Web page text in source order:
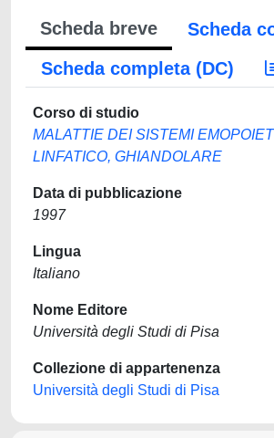
Scheda breve
Scheda
Scheda completa (DC)
Corso di studio
MALATTIE DEI SISTEMI
LINFATICO, GHIANDOLARE
Data di pubblicazione
1997
Lingua
Italiano
Nome Editore
Università degli Studi di Pisa
Collezione di appartenenza
Università degli Studi di Pisa